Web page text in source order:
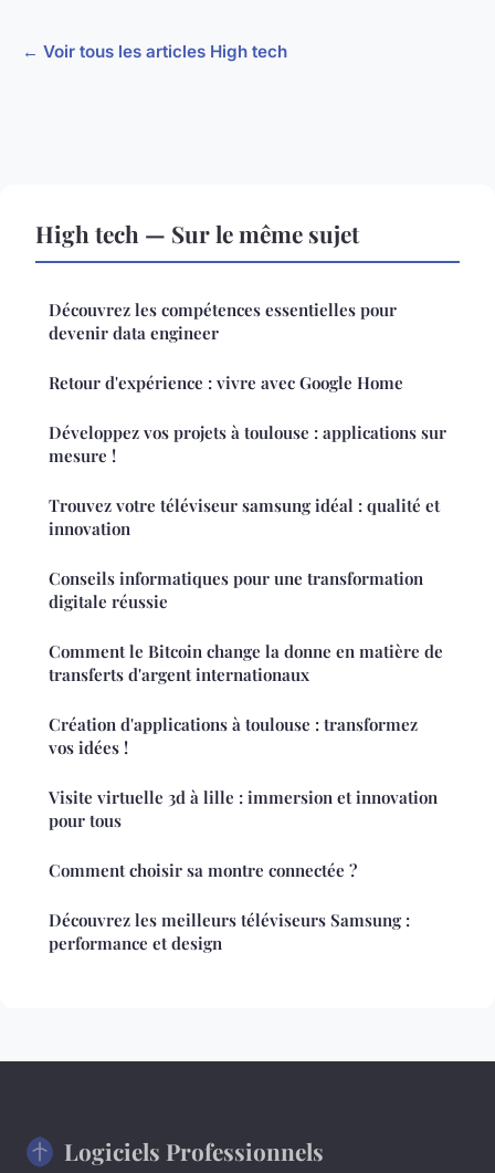
← Voir tous les articles High tech
High tech — Sur le même sujet
Découvrez les compétences essentielles pour
devenir data engineer
Retour d'expérience : vivre avec Google Home
Développez vos projets à toulouse : applications sur
mesure !
Trouvez votre téléviseur samsung idéal : qualité et
innovation
Conseils informatiques pour une transformation
digitale réussie
Comment le Bitcoin change la donne en matière de
transferts d'argent internationaux
Création d'applications à toulouse : transformez
vos idées !
Visite virtuelle 3d à lille : immersion et innovation
pour tous
Comment choisir sa montre connectée ?
Découvrez les meilleurs téléviseurs Samsung :
performance et design
Logiciels Professionnels